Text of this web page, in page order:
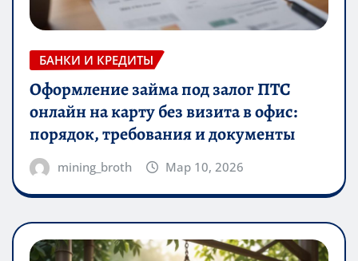
БАНКИ И КРЕДИТЫ
Оформление займа под залог ПТС
онлайн на карту без визита в офис:
порядок, требования и документы
mining_broth Мар 10, 2026